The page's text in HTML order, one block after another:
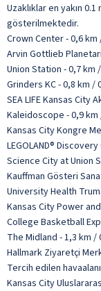
Uzaklıklar en yakın
gösterilmektedir.
Crown Center - 0,6 km
Arvin Gottlieb
Union Station - 0,7 km
Grinders KC - 0,8 km /
SEA LIFE Kansas City
Kaleidoscope - 0,9 km
Kansas City Kongre
LEGOLAND®
Science City at Union
Kauffman Gösteri
University Health
Kansas City Power
College Basketball
The Midland - 1,3 km /
Hallmark Ziyaretçi
Tercih edilen
Kansas City